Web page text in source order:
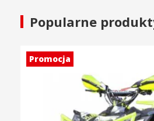
Popularne
Promocja